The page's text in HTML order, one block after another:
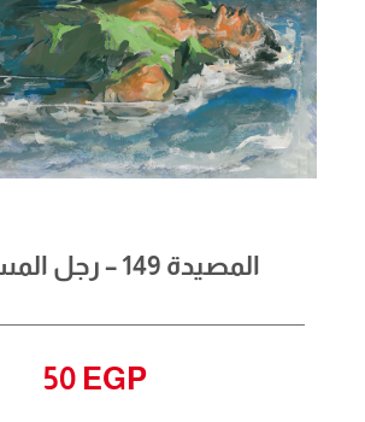
المصيدة 149 – رجل المستحيل
50 EGP